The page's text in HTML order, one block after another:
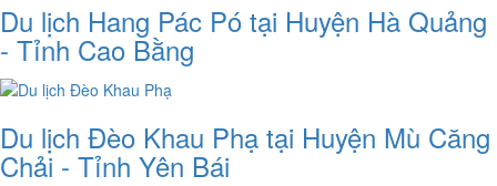
Du lịch Hang Pác Pó tại Huyện Hà Quảng
- Tỉnh Cao Bằng
Du lịch Đèo Khau Phạ tại Huyện Mù Căng
Chải - Tỉnh Yên Bái